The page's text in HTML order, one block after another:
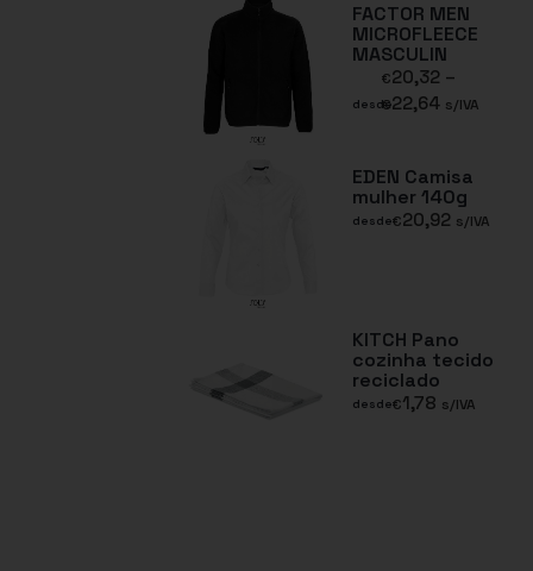
FACTOR MEN
MICROFLEECE
MASCULIN
desde
€20,32 –
€22,64 s/IVA
EDEN Camisa
mulher 140g
desde€20,92 s/IVA
KITCH Pano
cozinha tecido
reciclado
desde€1,78 s/IVA